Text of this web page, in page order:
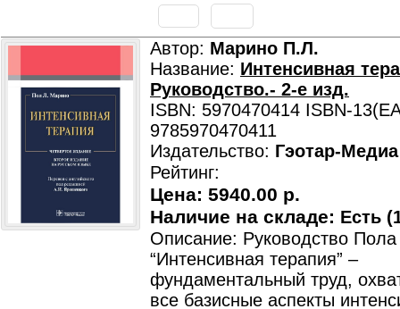
Автор: Марино П.Л.
Название: Интенсивная
Руководство.- 2-е изд.
ISBN: 5970470414 ISBN-
9785970470411
Издательство: Гэотар-Медиа
Рейтинг:
Цена: 5940.00 р.
Наличие на складе: Есть
Описание: Руководство
“Интенсивная терапия” –
фундаментальный труд,
все базисные аспекты